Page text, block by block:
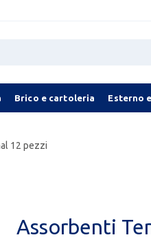
Brico e cartoleria Esterno
12 pezzi
Assorbenti